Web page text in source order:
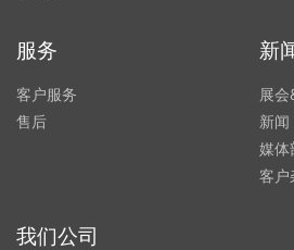
服务
客户服务
售后
新
展会
新闻
媒体
客户
我们公司